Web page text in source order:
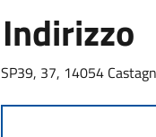
Indirizzo
SP39, 37, 14054